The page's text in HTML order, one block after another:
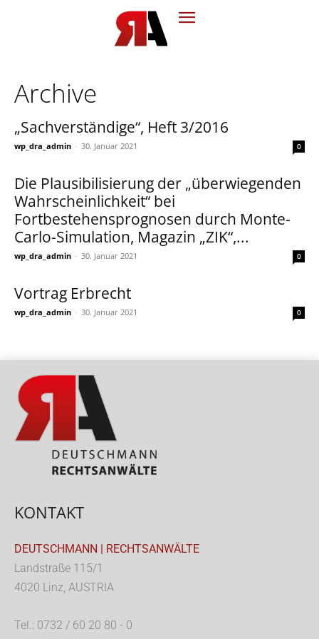
Archive
„Sachverständige“, Heft 3/2016
wp_dra_admin - 30. Januar 2021 0
Die Plausibilisierung der „überwiegenden
Wahrscheinlichkeit“ bei
Fortbestehensprognosen durch Monte-
Carlo-Simulation, Magazin „ZIK“,...
wp_dra_admin - 30. Januar 2021 0
Vortrag Erbrecht
wp_dra_admin - 30. Januar 2021 0
KONTAKT
DEUTSCHMANN | RECHTSANWÄLTE
Landstraße 115/1
4020 Linz, AUSTRIA
Tel.: 0732 / 60 20 80 - 0